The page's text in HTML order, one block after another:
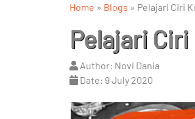
Home » Blogs » Pelajari Ciri
Pelajari
Author: Novi Dania
Date: 9 July 2020